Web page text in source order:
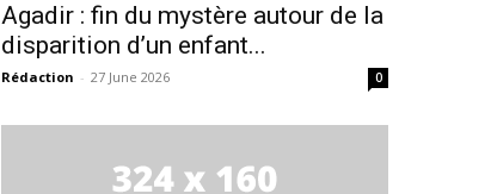
Agadir : fin du mystère autour de la
disparition d’un enfant...
Rédaction - 27 June 2026 0